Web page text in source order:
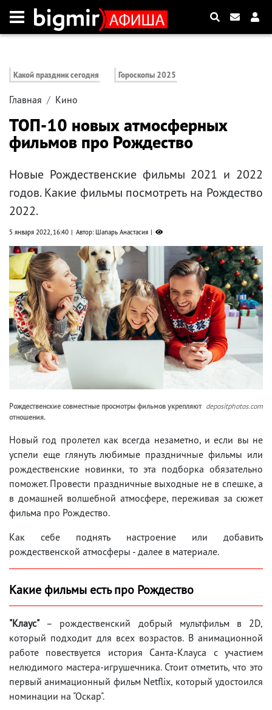
Какой праздник сегодня Гороскопы 2025
Главная Кино
ТОП-10 новых атмосферных
фильмов про Рождество
Новые Рождественские фильмы 2021 и 2022
годов. Какие фильмы посмотреть на Рождество
2022.
5 января 2022, 16:40 Автор: Шапарь Анастасия
Рождественские совместные просмотры фильмов укрепляют
отношения.
depositphotos.com
Новый год пролетел как всегда незаметно, и если вы не
успели еще глянуть любимые праздничные фильмы или
рождественские новинки, то эта подборка обязательно
поможет. Провести праздничные выходные не в спешке, а
в домашней волшебной атмосфере, переживая за сюжет
фильма про Рождество.
Как себе поднять настроение или добавить
рождественской атмосферы - далее в материале.
Какие фильмы есть про Рождество
"Клаус"– рождественский добрый мультфильм в 2D,
который подходит для всех возрастов. В анимационной
работе повествуется история Санта-Клауса с участием
нелюдимого мастера-игрушечника. Стоит отметить, что это
первый анимационный фильм Netflix, который удостоился
номинации на "Оскар".